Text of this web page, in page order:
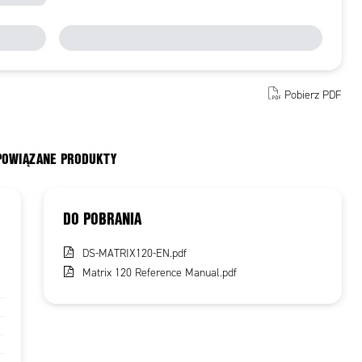
Pobierz PDF
PRODUKTY
DO POBRANIA
DS-MATRIX120-EN.pdf
Matrix 120 Reference Manual.pdf